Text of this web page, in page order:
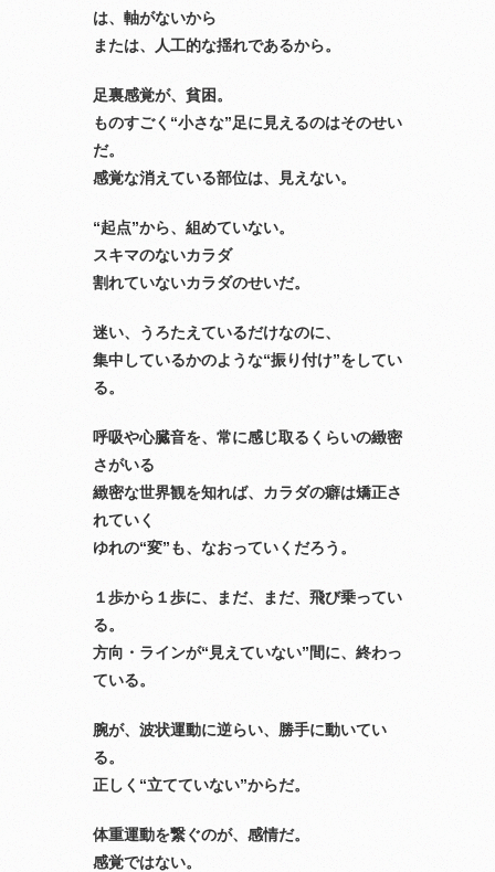
は、軸がないから
または、人工的な揺れであるから。
足裏感覚が、貧困。
ものすごく“小さな”足に見えるのはそのせい
だ。
感覚な消えている部位は、見えない。
“起点”から、組めていない。
スキマのないカラダ
割れていないカラダのせいだ。
迷い、うろたえているだけなのに、
集中しているかのような“振り付け”をしてい
る。
呼吸や心臓音を、常に感じ取るくらいの緻密
さがいる
緻密な世界観を知れば、カラダの癖は矯正さ
れていく
ゆれの“変”も、なおっていくだろう。
１歩から１歩に、まだ、まだ、飛び乗ってい
る。
方向・ラインが“見えていない”間に、終わっ
ている。
腕が、波状運動に逆らい、勝手に動いてい
る。
正しく“立てていない”からだ。
体重運動を繋ぐのが、感情だ。
感覚ではない。